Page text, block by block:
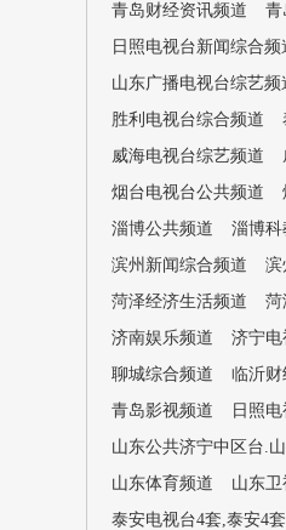
青岛财经资讯频道
青
日照电视台新闻综合频
山东广播电视台综艺频
胜利电视台综合频道
威海电视台综艺频道
烟台电视台公共频道
淄博公共频道
淄博科
滨州新闻综合频道
滨
菏泽经济生活频道
菏
济南娱乐频道
济宁电
聊城综合频道
临沂财
青岛影视频道
日照
山东公共济宁中区台.
山东体育频道
山东卫
泰安电视台4套,泰安4